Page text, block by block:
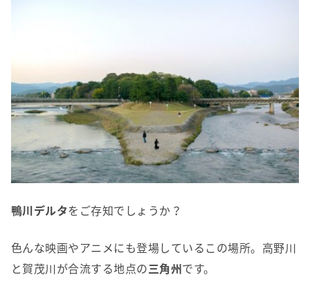
鴨川デルタをご存知でしょうか？
色んな映画やアニメにも登場しているこの場所。高野川
と賀茂川が合流する地点の三角州です。